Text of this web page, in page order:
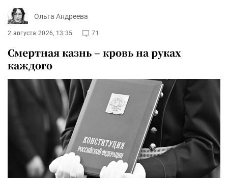
Ольга Андреева
2 августа 2026, 13:35 71
Смертная казнь – кровь на руках
каждого